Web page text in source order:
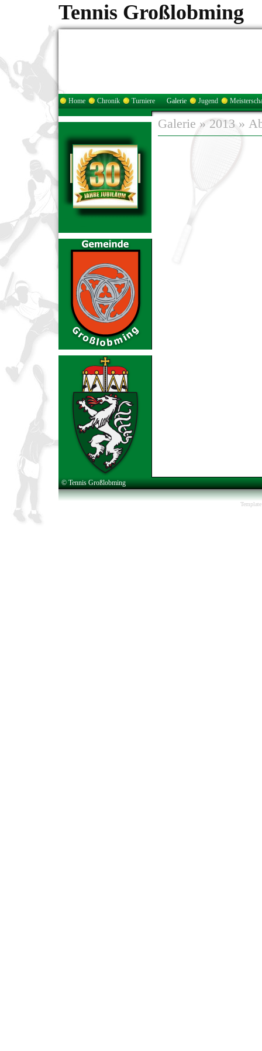
Tennis Großlobming
Home Chronik Turniere Galerie Jugend
Galerie »2013 »
© Tennis Großlobming